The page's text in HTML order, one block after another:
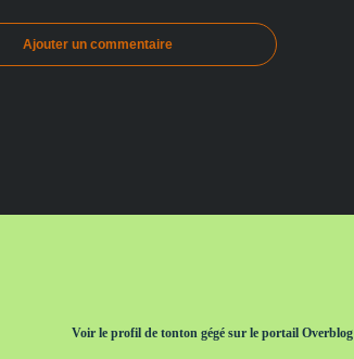
Ajouter un commentaire
Voir le profil de tonton gégésur le portail Overblog